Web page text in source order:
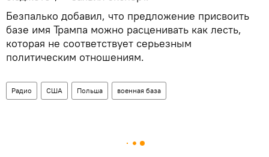
Безпалько добавил, что предложение присвоить
базе имя Трампа можно расценивать как лесть,
которая не соответствует серьезным
политическим отношениям.
Радио США Польша военная база